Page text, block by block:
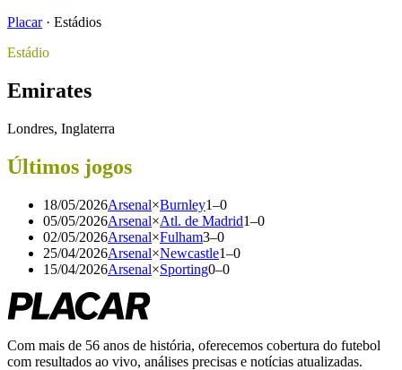
Placar · Estádios
Estádio
Emirates
Londres, Inglaterra
Últimos jogos
18/05/2026Arsenal×Burnley1–0
05/05/2026Arsenal×Atl. de Madrid1–0
02/05/2026Arsenal×Fulham3–0
25/04/2026Arsenal×Newcastle1–0
15/04/2026Arsenal×Sporting0–0
Com mais de 56 anos de história, oferecemos cobertura do futebol
com resultados ao vivo, análises precisas e notícias atualizadas.